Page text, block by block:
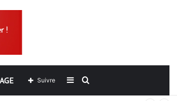
Rechercher
Sidebar
Suivre